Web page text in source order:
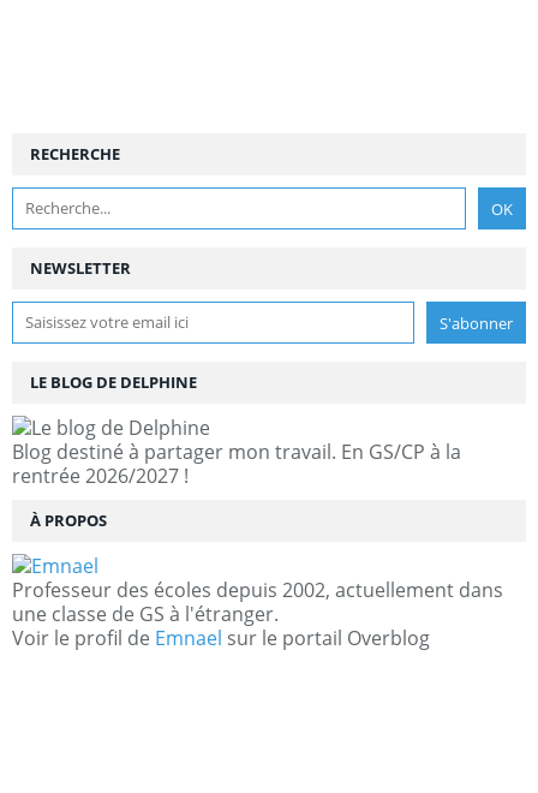
NEWSLETTER
RECHERCHE
LE BLOG DE DELPHINE
Blog destiné à partager mon travail. En GS/CP à la
rentrée 2026/2027 !
À PROPOS
Professeur des écoles depuis 2002, actuellement dans
une classe de GS à l'étranger.
Voir le profil de Emnael sur le portail Overblog